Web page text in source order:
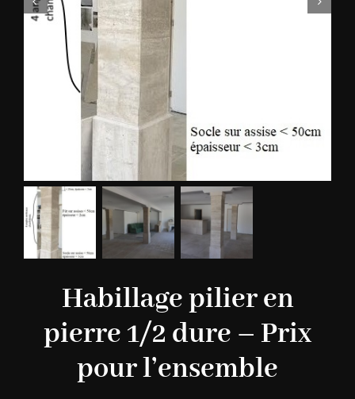
Habillage pilier en
pierre 1/2 dure – Prix
pour l’ensemble